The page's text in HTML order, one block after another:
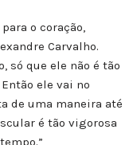
o coração,
Carvalho.
só que ele não é tão
ele vai no
de uma maneira até
é tão vigorosa